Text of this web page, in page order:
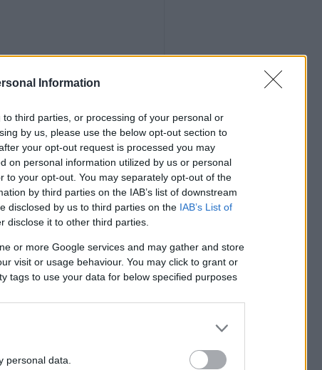
Information
third parties, or processing of your personal or
by us, please use the below opt-out section to
your opt-out request is processed you may
on personal information utilized by us or personal
to your opt-out. You may separately opt-out of the
by third parties on the IAB’s list of downstream
disclosed by us to third parties on the IAB’s List of
disclose it to other third parties.
or more Google services and may gather and store
visit or usage behaviour. You may click to grant or
tags to use your data for below specified purposes
personal data.